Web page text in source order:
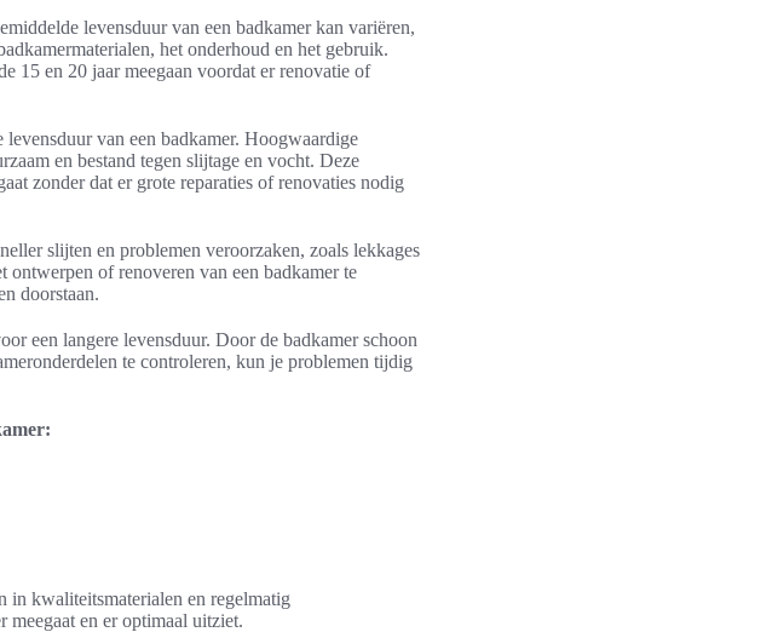
levensduur van een badkamer kan variëren,
het onderhoud en het gebruik.
15 en 20 jaar meegaan voordat er renovatie of
van een badkamer. Hoogwaardige
en bestand tegen slijtage en vocht. Deze
zonder dat er grote reparaties of renovaties nodig
slijten en problemen veroorzaken, zoals lekkages
of renoveren van een badkamer te
doorstaan.
een langere levensduur. Door de badkamer schoon
te controleren, kun je problemen tijdig
in kwaliteitsmaterialen en regelmatig
en er optimaal uitziet.